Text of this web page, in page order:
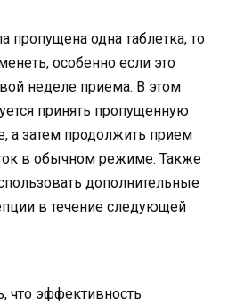
пропущена одна таблетка, то
особенно если это
неделе приема. В этом
принять пропущенную
а затем продолжить прием
в обычном режиме. Также
дополнительные
в течение следующей
что эффективность